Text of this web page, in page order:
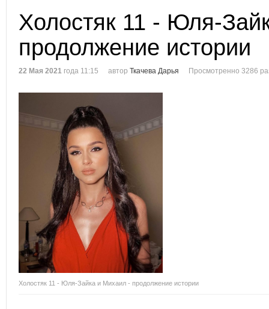
Холостяк 11 - Юля-
продолжение истории
22 Мая 2021 года 11:15 автор Ткачева Дарья Просмотренно 3286
Холостяк 11 - Юля-Зайка и Михаил - продолжение истории